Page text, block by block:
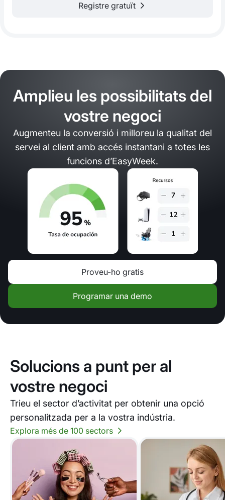
Registre gratuït
Amplieu les possibilitats del
vostre negoci
Augmenteu la conversió i milloreu la qualitat del
servei al client amb accés instantani a totes les
funcions d’EasyWeek.
Proveu-ho gratis
Programar una demo
Solucions a punt per al
vostre negoci
Trieu el sector d’activitat per obtenir una opció
personalitzada per a la vostra indústria.
Explora més de 100 sectors